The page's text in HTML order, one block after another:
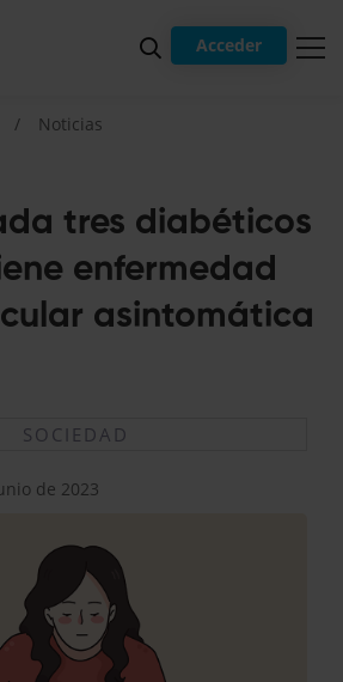
Acceder
tres diabéticos
enfermedad
asintomática
Noticias
SOCIEDAD
de 2023